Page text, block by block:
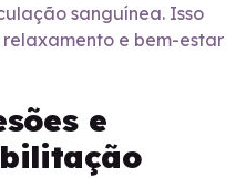
sanguínea. Isso
e bem-estar
e